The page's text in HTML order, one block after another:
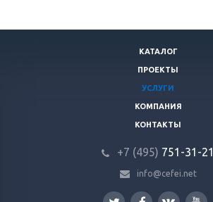
КАТАЛОГ
ПРОЕКТЫ
УСЛУГИ
КОМПАНИЯ
КОНТАКТЫ
+7 (495) 751-31 -21
info@cefei.net